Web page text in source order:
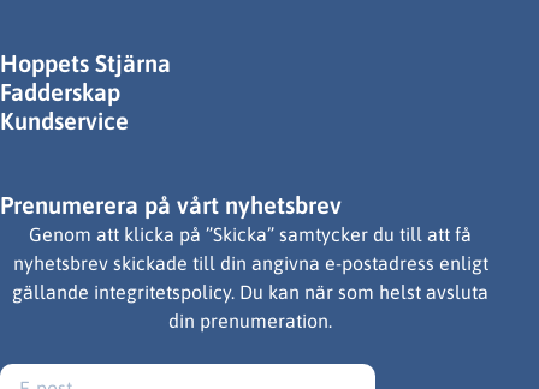
Hoppets Stjärna
Fadderskap
Kundservice
Prenumerera på vårt nyhetsbrev
Genom att klicka på ”Skicka” samtycker du till att få
nyhetsbrev skickade till din angivna e-postadress enligt
gällande integritetspolicy. Du kan när som helst avsluta
din prenumeration.